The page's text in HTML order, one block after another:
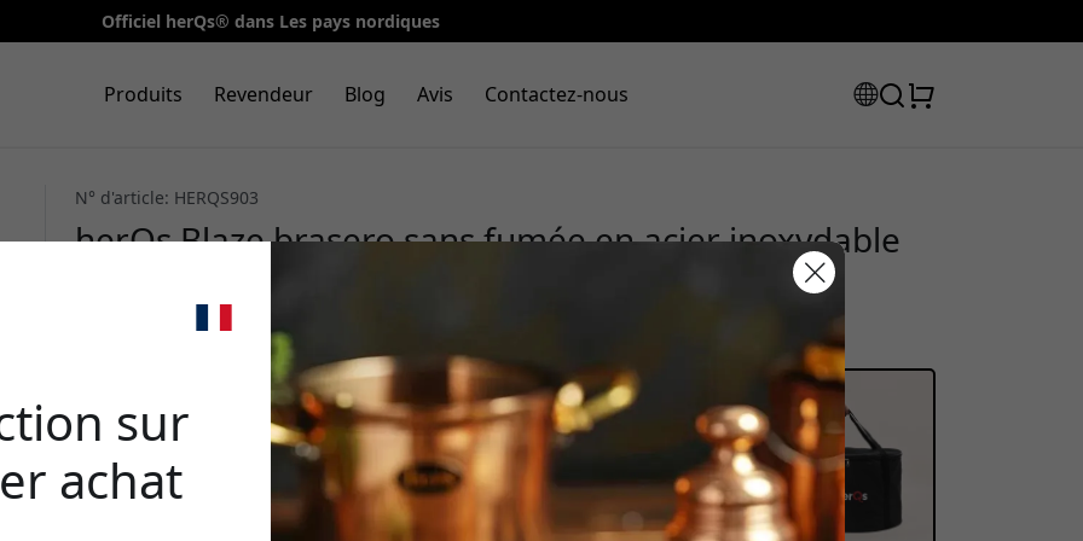
Officiel herQs® dans Les pays nordiques
Produits Revendeur Blog Avis Contactez-nous
N° d'article: HERQS903
herQs Blaze brasero sans fumée en acier inoxydable
avec système de double combustion pour 6 à 8
personnes en extérieur - Argent
sur
achat
réduction :